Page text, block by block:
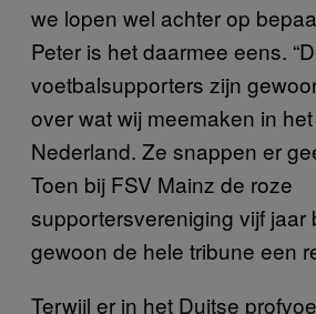
we lopen wel achter op
Peter is het daarmee eens.
voetbalsupporters zijn
over wat wij meemaken in
Nederland. Ze snappen er
Toen bij FSV Mainz de roze
supportersvereniging vijf jaar
gewoon de hele tribune een
Terwijl er in het Duitse